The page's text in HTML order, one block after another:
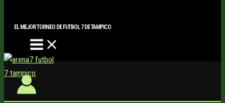
EL MEJOR TORNEO DE FUTBOL 7 DE TAMPICO